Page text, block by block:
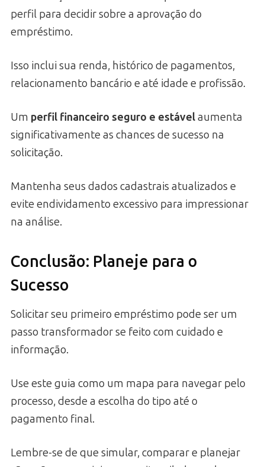
perfil para decidir sobre a aprovação do
empréstimo.
Isso inclui sua renda, histórico de pagamentos,
relacionamento bancário e até idade e profissão.
Um perfil financeiro seguro e estávelaumenta
significativamente as chances de sucesso na
solicitação.
Mantenha seus dados cadastrais atualizados e
evite endividamento excessivo para impressionar
na análise.
Conclusão: Planeje para o
Sucesso
Solicitar seu primeiro empréstimo pode ser um
passo transformador se feito com cuidado e
informação.
Use este guia como um mapa para navegar pelo
processo, desde a escolha do tipo até o
pagamento final.
Lembre-se de que simular, comparar e planejar